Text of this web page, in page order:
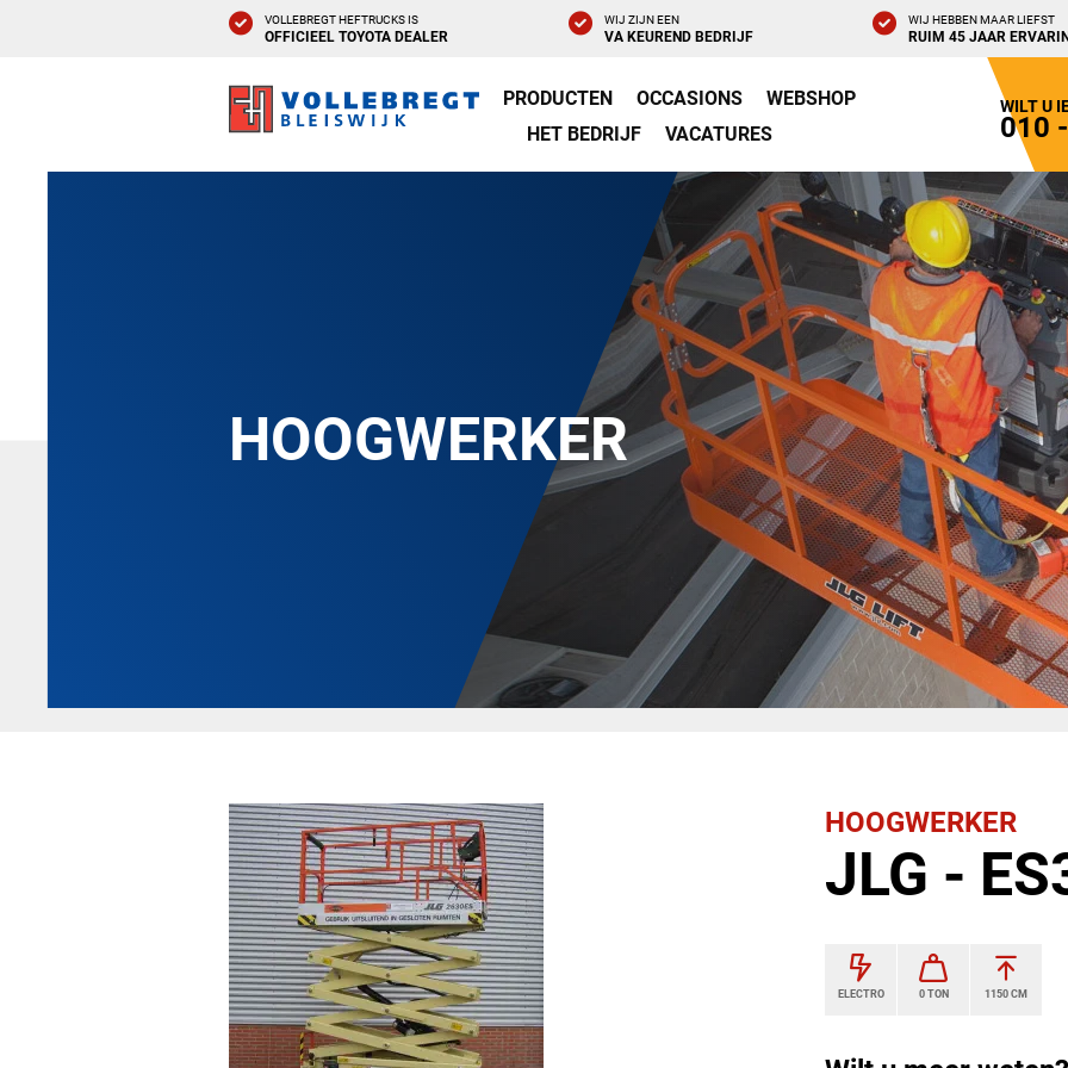
VOLLEBREGT HEFTRUCKS IS
OFFICIEEL TOYOTA DEALER
WIJ ZIJN EEN
VA KEUREND BEDRIJF
WIJ HEBBEN MAAR LIEFST
RUIM 45 JAAR
PRODUCTEN OCCASIONS
WEBSHOP
HET BEDRIJF
VACATURES
WILT U
010
HOOGWERKER
HOOGWERKER
JLG -
ELECTRO 0 TON 1150 CM